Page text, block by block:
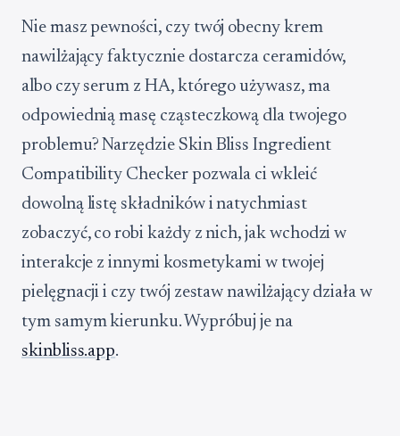
Nie masz pewności, czy twój obecny krem
nawilżający faktycznie dostarcza ceramidów,
albo czy serum z HA, którego używasz, ma
odpowiednią masę cząsteczkową dla twojego
problemu? Narzędzie Skin Bliss Ingredient
Compatibility Checker pozwala ci wkleić
dowolną listę składników i natychmiast
zobaczyć, co robi każdy z nich, jak wchodzi w
interakcje z innymi kosmetykami w twojej
pielęgnacji i czy twój zestaw nawilżający działa w
tym samym kierunku. Wypróbuj je na
skinbliss.app.